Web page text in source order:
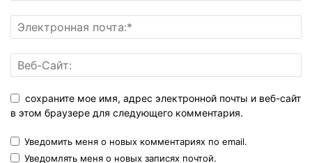
сохраните мое имя, адрес электронной почты и веб-сайт
в этом браузере для следующего комментария.
Уведомить меня о новых комментариях по email.
Уведомлять меня о новых записях почтой.